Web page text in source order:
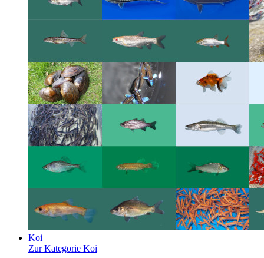
Koi
Zur Kategorie Koi